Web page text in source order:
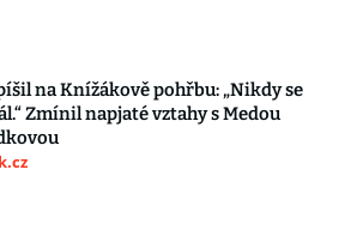
na Knížákově pohřbu: „Nikdy se
Zmínil napjaté vztahy s Medou